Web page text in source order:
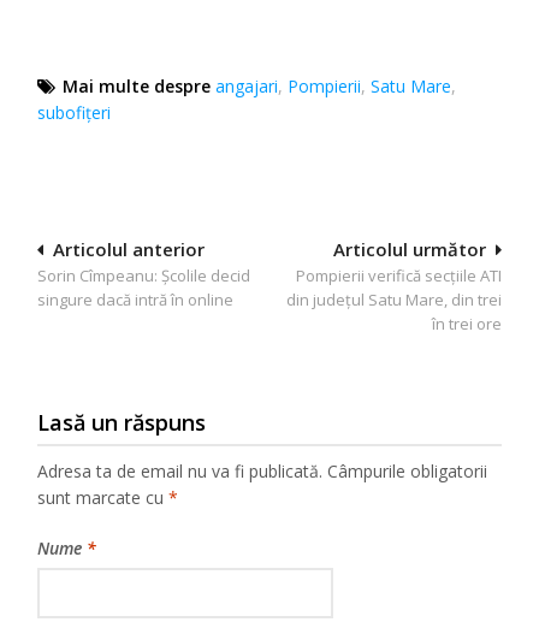
Mai multe despre angajari, Pompierii,Satu Mare,
subofițeri
Navigare
în
Articolul următor
Pompierii verifică secțiile ATI
din județul Satu Mare, din trei
în trei ore
Articolul anterior
Sorin Cîmpeanu: Școlile decid
singure dacă intră în online
Lasă un răspuns
Adresa ta de email nu va fi publicată. Câmpurile obligatorii
sunt marcate cu*
Nume *